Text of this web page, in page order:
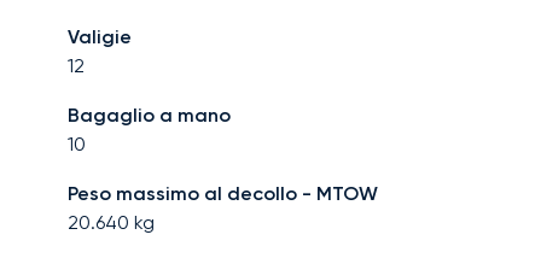
Valigie
12
Bagaglio a mano
10
Peso massimo al decollo - MTOW
20.640 kg